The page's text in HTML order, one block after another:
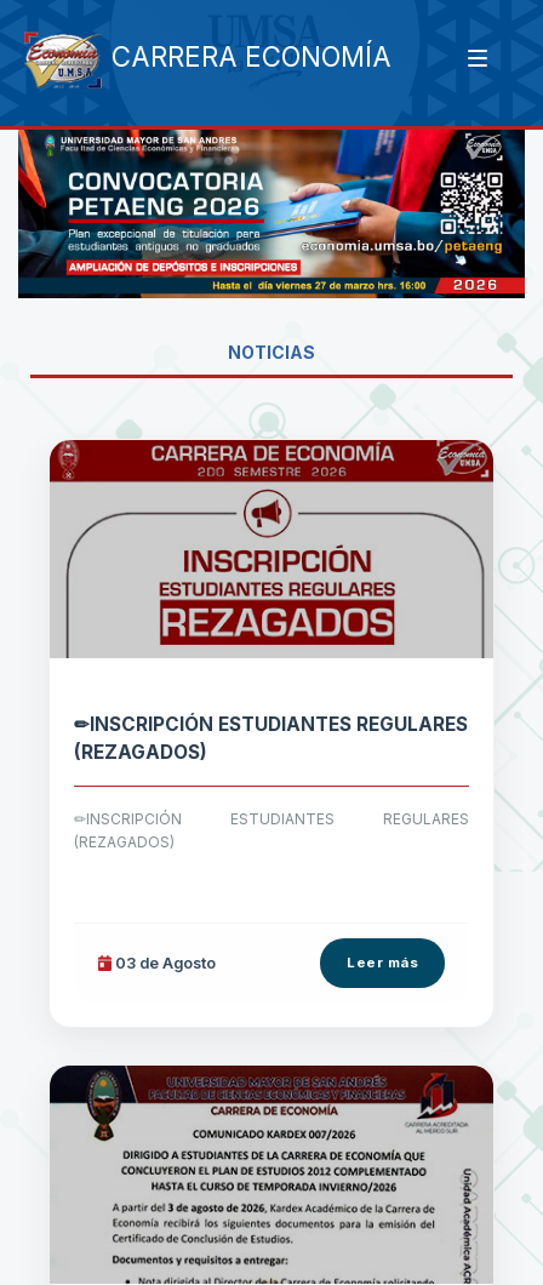
CARRERA ECONOMÍA
NOTICIAS
✏INSCRIPCIÓN ESTUDIANTES REGULARES
(REZAGADOS)
✏INSCRIPCIÓN ESTUDIANTES REGULARES
(REZAGADOS)
03 de Agosto Leer más